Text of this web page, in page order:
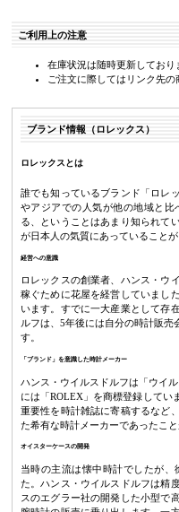
ご利用上の注意
在庫状況は随時更新してお
ご注文に際してはリンク先
ブランド情報（ロレックス）
ロレックスとは
誰でも知っているブランド「ロレ
やアジアでの人気が他の地域と
る、ということはあまり知られて
が日本人の気質にあっていることが
経営への意識
ロレックスの創業者、ハンス・ウ
稼ぐために花屋を経営していまし
います。すでに一大産業として存
ルフは、5年後には自分の時計販売
す。
「ブランド」を意識した時計メーカー
ハンス・ウイルスドルフは「ウイ
には「ROLEX」を商標登録してい
重要性を時計雑誌に寄稿するなど
た希有な時計メーカーであったこと
オイスターケースの開発
当時の主流は懐中時計でしたが
た。ハンス・ウイルスドルフは精
スのエグラー社の開発した小型で